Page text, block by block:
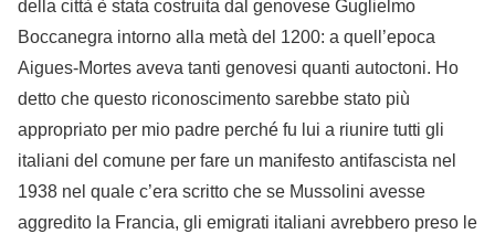
della città è stata costruita dal genovese Guglielmo
Boccanegra intorno alla metà del 1200: a quell’epoca
Aigues-Mortes aveva tanti genovesi quanti autoctoni. Ho
detto che questo riconoscimento sarebbe stato più
appropriato per mio padre perché fu lui a riunire tutti gli
italiani del comune per fare un manifesto antifascista nel
1938 nel quale c’era scritto che se Mussolini avesse
aggredito la Francia, gli emigrati italiani avrebbero preso le